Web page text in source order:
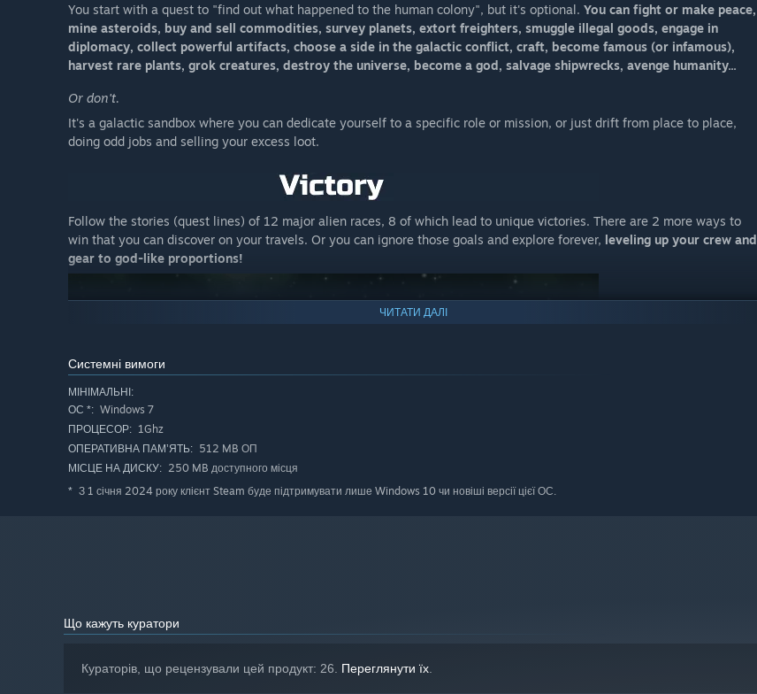
You start with a quest to "find out what happened to the human colony", but it's optional. You can fight or make peace,
mine asteroids, buy and sell commodities, survey planets, extort freighters, smuggle illegal goods, engage in
diplomacy, collect powerful artifacts, choose a side in the galactic conflict, craft, become famous (or infamous),
harvest rare plants, grok creatures, destroy the universe, become a god, salvage shipwrecks, avenge humanity...
Or don't.
It's a galactic sandbox where you can dedicate yourself to a specific role or mission, or just drift from place to place,
doing odd jobs and selling your excess loot.
Follow the stories (quest lines) of 12 major alien races, 8 of which lead to unique victories. There are 2 more ways to
win that you can discover on your travels. Or you can ignore those goals and explore forever, leveling up your crew and
gear to god-like proportions!
or around the next bend in that underground tunnel. It is most assuredly waiting for you in shipwrecks and star temples.
ЧИТАТИ ДАЛІ
Системні вимоги
МІНІМАЛЬНІ:
ОС *: Windows 7
ПРОЦЕСОР: 1Ghz
ОПЕРАТИВНА ПАМ’ЯТЬ: 512 MB ОП
МІСЦЕ НА ДИСКУ: 250 MB доступного місця
* З 1 січня 2024 року клієнт Steam буде підтримувати лише Windows 10 чи новіші версії цієї ОС.
Що кажуть куратори
Кураторів, що рецензували цей продукт: 26. Переглянути їх